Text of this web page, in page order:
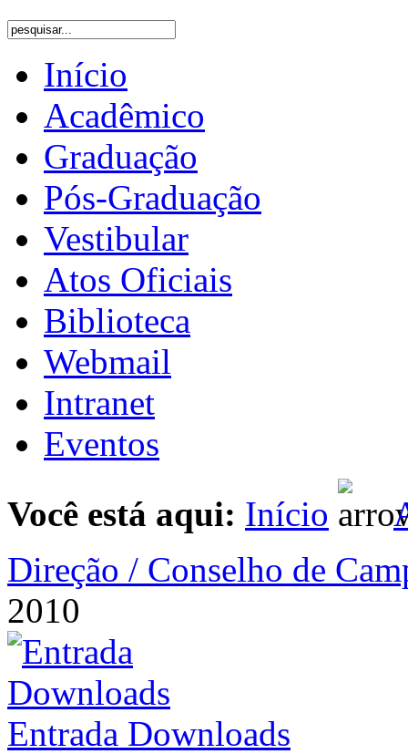
Início
Acadêmico
Graduação
Pós-Graduação
Vestibular
Atos Oficiais
Biblioteca
Webmail
Intranet
Eventos
Você está aqui: Início
Direção / Conselho de
2010
Entrada Downloads